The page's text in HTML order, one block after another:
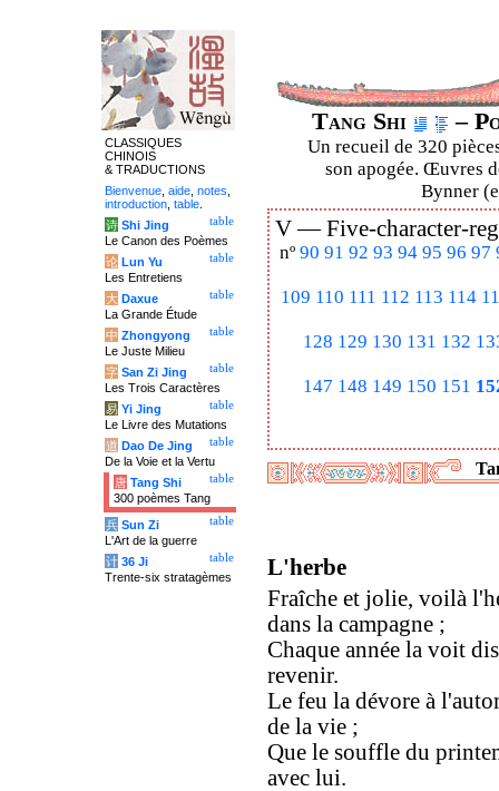
Tang Shi –
Un recueil de 320
son apogée. Œuvres
Bynner
V —Five-character-
nº 90 91 92 93 94 95 96 97
109 110 111 112 113 114
128 129 130 131 132
147 148 149 150 151
L'herbe
Fraîche et jolie, voilà
dans la campagne ;
Chaque année la voit
revenir.
Le feu la dévore à
de la vie ;
Que le souffle du
avec lui.
CLASSIQUES
CHINOIS
& TRADUCTIONS
Bienvenue aide notes
introduction table
table
诗 Shi Jing
Le Canon des Poèmes
table
论 Lun Yu
Les Entretiens
table
大 Daxue
La Grande Étude
table
中 Zhongyong
Le Juste Milieu
table
字 San Zi Jing
Les Trois Caractères
table
易 Yi Jing
Le Livre des Mutations
table
道 Dao De Jing
De la Voie et la Vertu
table
唐 Tang Shi
300 poèmes Tang
table
兵 Sun Zi
L'Art de la guerre
table
计 36 Ji
Trente-six stratagèmes